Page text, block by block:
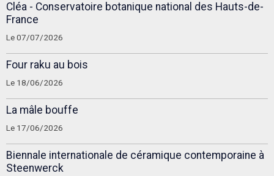
Cléa - Conservatoire botanique national des Hauts-de-
France
Le 07/07/2026
Four raku au bois
Le 18/06/2026
La mâle bouffe
Le 17/06/2026
Biennale internationale de céramique contemporaine à
Steenwerck